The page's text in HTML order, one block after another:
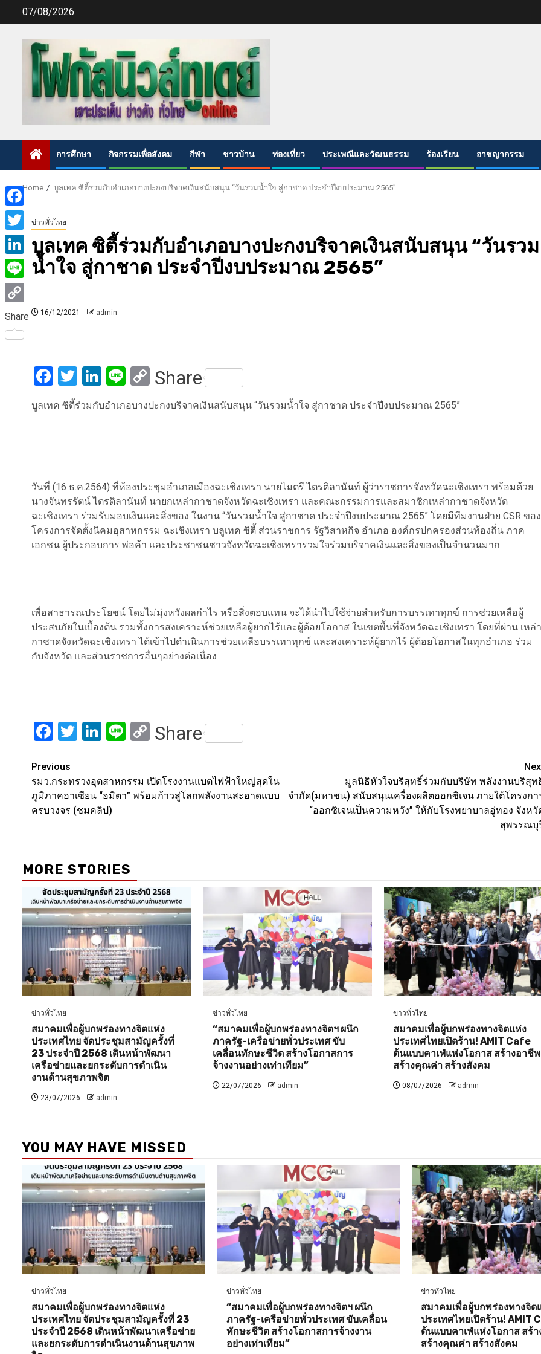
07/08/2026
การศึกษา กิจกรรมเพื่อสังคม กีฬา ชาวบ้าน ท่องเที่ยว ประเพณีและวัฒนธรรม ร้องเรียน อาชญากรรม
Home บูลเทค ซิตี้ร่วมกับอำเภอบางปะกงบริจาคเงินสนับสนุน “วันรวมน้ำใจ สู่กาชาด ประจำปีงบประมาณ 2565”
ข่าวทั่วไทย
บูลเทค ซิตี้ร่วมกับอำเภอบางปะกงบริจาคเงินสนับสนุน “วันรวม
น้ำใจ สู่กาชาด ประจำปีงบประมาณ 2565”
16/12/2021 admin
Facebook
Twitter
LinkedIn
LineCopy
Link
Share
บูลเทค ซิตี้ร่วมกับอำเภอบางปะกงบริจาคเงินสนับสนุน “วันรวมน้ำใจ สู่กาชาด ประจำปีงบประมาณ 2565”
วันที่ (16 ธ.ค.2564) ที่ห้องประชุมอำเภอเมืองฉะเชิงเทรา นายไมตรี ไตรติลานันท์ ผู้ว่าราชการจังหวัดฉะเชิงเทรา พร้อมด้วย
นางจันทรรัตน์ ไตรติลานันท์ นายกเหล่ากาชาดจังหวัดฉะเชิงเทรา และคณะกรรมการและสมาชิกเหล่ากาชาดจังหวัด
ฉะเชิงเทรา ร่วมรับมอบเงินและสิ่งของ ในงาน “วันรวมน้ำใจ สู่กาชาด ประจำปีงบประมาณ 2565” โดยมีทีมงานฝ่าย CSR ของ
โครงการจัดตั้งนิคมอุสาหกรรม ฉะเชิงเทรา บลูเทค ซิตี้ ส่วนราชการ รัฐวิสาหกิจ อำเภอ องค์กรปกครองส่วนท้องถิ่น ภาค
เอกชน ผู้ประกอบการ พ่อค้า และประชาชนชาวจังหวัดฉะเชิงเทรารวมใจร่วมบริจาคเงินและสิ่งของเป็นจำนวนมาก
เพื่อสาธารณประโยชน์ โดยไม่มุ่งหวังผลกำไร หรือสิ่งตอบแทน จะได้นำไปใช้จ่ายสำหรับการบรรเทาทุกข์ การช่วยเหลือผู้
ประสบภัยในเบื้องต้น รวมทั้งการสงเคราะห์ช่วยเหลือผู้ยากไร้และผู้ด้อยโอกาส ในเขตพื้นที่จังหวัดฉะเชิงเทรา โดยที่ผ่าน เหล่า
กาชาดจังหวัดฉะเชิงเทรา ได้เข้าไปดำเนินการช่วยเหลือบรรเทาทุกข์ และสงเคราะห์ผู้ยากไร้ ผู้ด้อยโอกาสในทุกอำเภอ ร่วม
กับจังหวัด และส่วนราชการอื่นๆอย่างต่อเนื่อง
Facebook
Twitter
LinkedIn
LineCopy
Share
Post
navigation
Previous
รมว.กระทรวงอุตสาหกรรม เปิดโรงงานแบตไฟฟ้าใหญ่สุดใน
ภูมิภาคอาเซียน “อมิตา” พร้อมก้าวสู่โลกพลังงานสะอาดแบบ
ครบวงจร (ชมคลิป)
มูลนิธิหัวใจบริสุทธิ์ร่วมกับบริษัท พลังงานบริสุท
จำกัด(มหาชน) สนับสนุนเครื่องผลิตออกซิเจน ภายใต้โครงกา
“ออกซิเจนเป็นความหวัง” ให้กับโรงพยาบาลอู่ทอง จังหวั
สุพรรณบุ
MORE STORIES
ข่าวทั่วไทย
สมาคมเพื่อผู้บกพร่องทางจิตแห่ง
ประเทศไทย จัดประชุมสามัญครั้งที่
23 ประจำปี 2568 เดินหน้าพัฒนา
เครือข่ายและยกระดับการดำเนิน
งานด้านสุขภาพจิต
23/07/2026 admin
ข่าวทั่วไทย
“สมาคมเพื่อผู้บกพร่องทางจิตฯ ผนึก
ภาครัฐ-เครือข่ายทั่วประเทศ ขับ
เคลื่อนทักษะชีวิต สร้างโอกาสการ
จ้างงานอย่างเท่าเทียม”
22/07/2026 admin
ข่าวทั่วไทย
สมาคมเพื่อผู้บกพร่องทางจิตแห่ง
ประเทศไทยเปิดร้าน! AMIT Cafe
ต้นแบบคาเฟ่แห่งโอกาส สร้างอาชีพ
สร้างคุณค่า สร้างสังคม
08/07/2026 admin
YOU MAY HAVE MISSED
ข่าวทั่วไทย
สมาคมเพื่อผู้บกพร่องทางจิตแห่ง
ประเทศไทย จัดประชุมสามัญครั้งที่ 23
ประจำปี 2568 เดินหน้าพัฒนาเครือข่าย
และยกระดับการดำเนินงานด้านสุขภาพ
ข่าวทั่วไทย
“สมาคมเพื่อผู้บกพร่องทางจิตฯ ผนึก
ภาครัฐ-เครือข่ายทั่วประเทศ ขับเคลื่อน
ทักษะชีวิต สร้างโอกาสการจ้างงาน
อย่างเท่าเทียม”
ข่าวทั่วไทย
สมาคมเพื่อผู้บกพร่องทางจิต
ประเทศไทยเปิดร้าน! AMIT
ต้นแบบคาเฟ่แห่งโอกาส สร้
สร้างคุณค่า สร้างสังคม
Facebook
Twitter
LinkedIn
Line
Copy
Link
Share